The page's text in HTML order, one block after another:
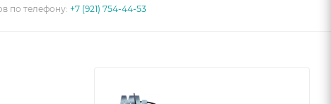
по телефону:+7 (921) 754-44-53